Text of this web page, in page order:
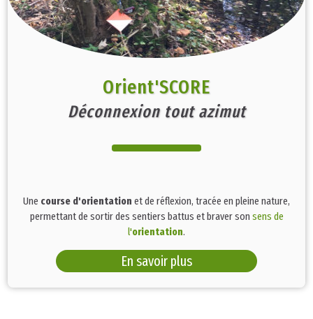
Orient'SCORE
Déconnexion tout azimut
Une course d'orientation et de réflexion, tracée en pleine nature,
permettant de sortir des sentiers battus et braver son sens de
l'orientation.
En savoir plus